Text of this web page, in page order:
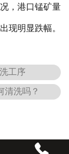
，港口锰矿量
现明显跌幅。
工序
清洗吗？
